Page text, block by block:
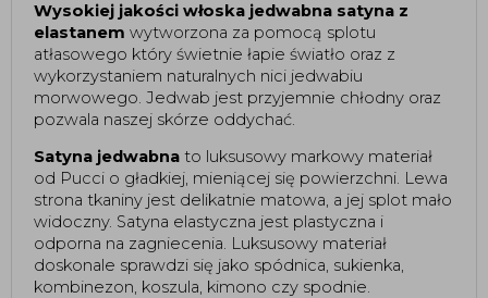
Wysokiej jakości włoska jedwabna satyna z
elastanem wytworzona za pomocą splotu
atłasowego który świetnie łapie światło oraz z
wykorzystaniem naturalnych nici jedwabiu
morwowego. Jedwab jest przyjemnie chłodny oraz
pozwala naszej skórze oddychać.
Satyna jedwabna to luksusowy markowy materiał
od Pucci o gładkiej, mieniącej się powierzchni. Lewa
strona tkaniny jest delikatnie matowa, a jej splot mało
widoczny. Satyna elastyczna jest plastyczna i
odporna na zagniecenia. Luksusowy materiał
doskonale sprawdzi się jako spódnica, sukienka,
kombinezon, koszula, kimono czy spodnie.